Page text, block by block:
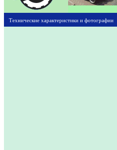
Технические характеристики и фотографии